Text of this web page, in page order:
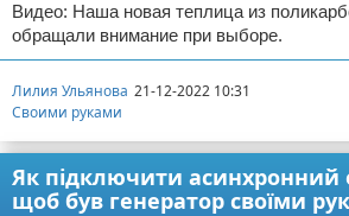
Видео: Наша новая теплица из
обращали внимание при выборе.
Лилия Ульянова 21-12-2022 10:31
Своими руками
Як підключити асинхронний
щоб був генератор своїми